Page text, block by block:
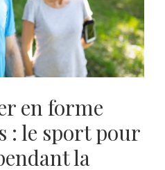
en forme
: le sport pour
la